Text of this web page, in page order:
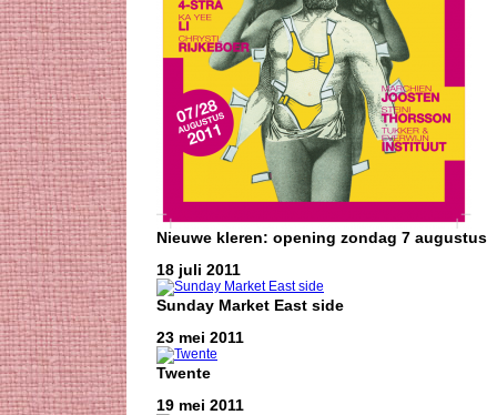
Nieuwe kleren: opening zondag 7 augustus
18 juli 2011
Sunday Market East side
23 mei 2011
Twente
19 mei 2011